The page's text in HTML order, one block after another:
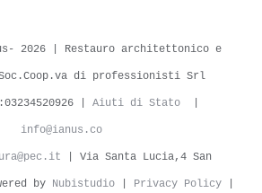
2026 | Restauro architettonico e
di professionisti Srl
| Aiuti di Stato
info@ianus.co
| Via Santa Lucia,4 San
by Nubistudio| Privacy Policy|